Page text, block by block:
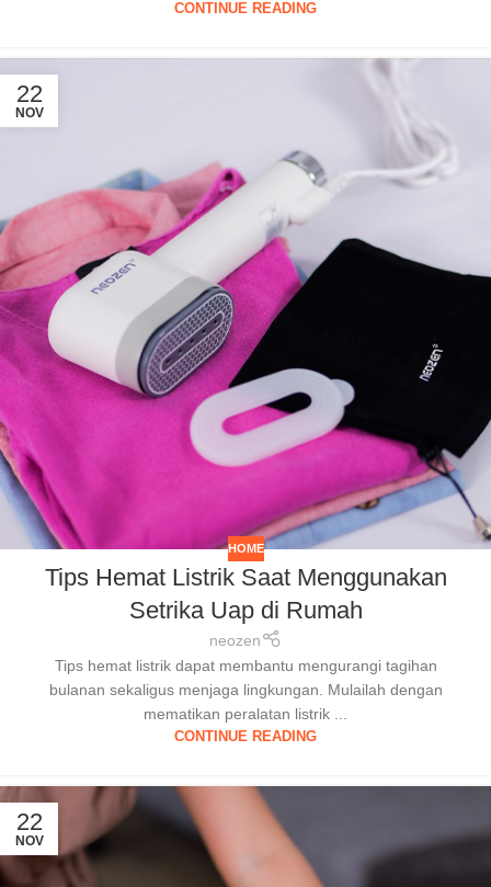
CONTINUE READING
22
NOV
HOME
Tips Hemat Listrik Saat Menggunakan
Setrika Uap di Rumah
neozen
Tips hemat listrik dapat membantu mengurangi tagihan
bulanan sekaligus menjaga lingkungan. Mulailah dengan
mematikan peralatan listrik ...
CONTINUE READING
22
NOV